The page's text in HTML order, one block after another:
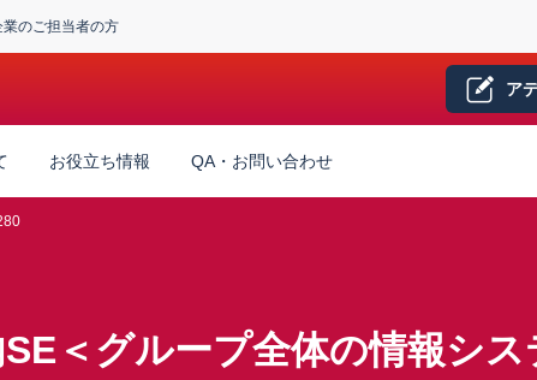
業のご担当者の方
ア
お役立ち情報 QA・お問い合わせ
SE＜グループ全体の情報シ